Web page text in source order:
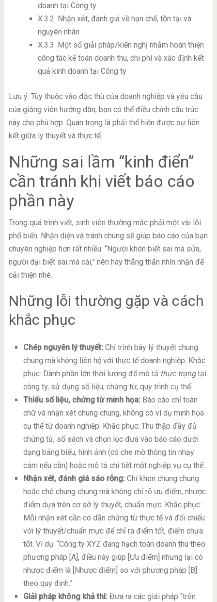
doanh tại Công ty
X.3.2. Nhận xét, đánh giá về hạn chế, tồn tại và
nguyên nhân
X.3.3. Một số giải pháp/kiến nghị nhằm hoàn thiện
công tác kế toán doanh thu, chi phí và xác định kết
quả kinh doanh tại Công ty
Lưu ý: Tùy thuộc vào đặc thù của doanh nghiệp và yêu cầu
của giảng viên hướng dẫn, bạn có thể điều chỉnh cấu trúc
này cho phù hợp. Quan trọng là phải thể hiện được sự liên
kết giữa lý thuyết và thực tế.
Những sai lầm “kinh điển”
cần tránh khi viết báo cáo
phần này
Trong quá trình viết, sinh viên thường mắc phải một vài lỗi
phổ biến. Nhận diện và tránh chúng sẽ giúp báo cáo của bạn
chuyên nghiệp hơn rất nhiều. “Người khôn biết sai mà sửa,
người dại biết sai mà cãi,” nên hãy thẳng thắn nhìn nhận để
cải thiện nhé.
Những lỗi thường gặp và cách
khắc phục
Chép nguyên lý thuyết:Chỉ trình bày lý thuyết chung
chung mà không liên hệ với thực tế doanh nghiệp. Khắc
phục: Dành phần lớn thời lượng để mô tả thực trạngtại
công ty, sử dụng số liệu, chứng từ, quy trình cụ thể.
Thiếu số liệu, chứng từ minh họa:Báo cáo chỉ toàn
chữ và nhận xét chung chung, không có ví dụ minh họa
cụ thể từ doanh nghiệp. Khắc phục: Thu thập đầy đủ
chứng từ, sổ sách và chọn lọc đưa vào báo cáo dưới
dạng bảng biểu, hình ảnh (có che mờ thông tin nhạy
cảm nếu cần) hoặc mô tả chi tiết một nghiệp vụ cụ thể.
Nhận xét, đánh giá sáo rỗng:Chỉ khen chung chung
hoặc chê chung chung mà không chỉ rõ ưu điểm, nhược
điểm dựa trên cơ sở lý thuyết, chuẩn mực. Khắc phục:
Mỗi nhận xét cần có dẫn chứng từ thực tế và đối chiếu
với lý thuyết/chuẩn mực để chỉ ra điểm tốt, điểm chưa
tốt. Ví dụ: “Công ty XYZ đang hạch toán doanh thu theo
phương pháp [A], điều này giúp [Ưu điểm] nhưng lại có
nhược điểm là [Nhược điểm] so với phương pháp [B]
theo quy định.”
Giải pháp không khả thi:Đưa ra các giải pháp “trên